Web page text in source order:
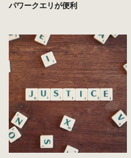
パワークエリが便利